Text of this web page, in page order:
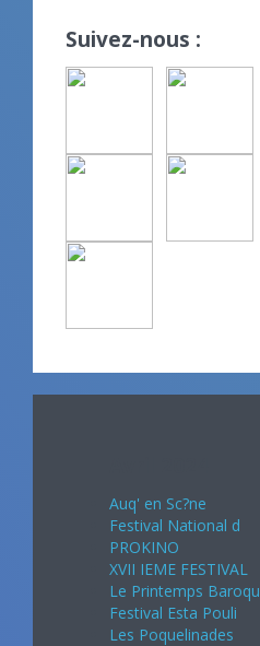
Suivez-nous :
Auq' en Sc?ne
Festival National d
PROKINO
XVII IEME FESTIVAL
Le Printemps Baroqu
Festival Esta Pouli
Les Poquelinades